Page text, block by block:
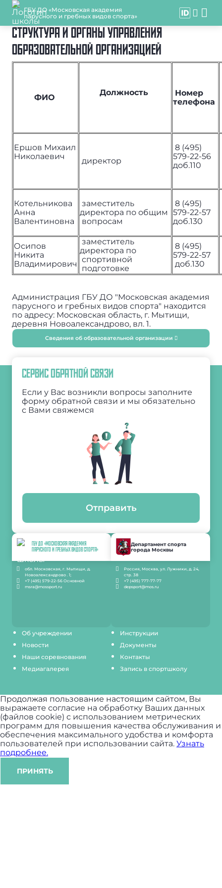
ГБУ ДО «Московская академия
парусного и гребных видов спорта»
СТРУКТУРА И ОРГАНЫ УПРАВЛЕНИЯ
ОБРАЗОВАТЕЛЬНОЙ ОРГАНИЗАЦИЕЙ
ФИО
Должность
Номер
телефона
Ершов Михаил
Николаевич
директор
8 (495)
579-22-56
доб.110
Котельникова
Анна
Валентиновна
заместитель
директора по общим
вопросам
8 (495)
579-22-57
доб.130
Осипов
Никита
Владимирович
заместитель
директора по
спортивной
подготовке
8 (495)
579-22-57
доб.130
Администрация ГБУ ДО "Московская академия
парусного и гребных видов спорта" находится
по адресу: Московская область, г. Мытищи,
деревня Новоалександрово, вл. 1.
Сведения об образовательной организации
Об учреждении
Новости
Наши соревнования
Медиагалерея
Инструкции
Документы
Контакты
Запись в спортшколу
СЕРВИС ОБРАТНОЙ СВЯЗИ
Если у Вас возникли вопросы заполните
форму обратной связи и мы обязательно
с Вами свяжемся
Отправить
ГБУ ДО «МОСКОВСКАЯ АКАДЕМИЯ
ПАРУСНОГО И ГРЕБНЫХ ВИДОВ СПОРТА»
обл. Московская, г. Мытищи, д.
Новоалександрово . 1;
+7 (495) 579-22-56 Основной
msra@mossport.ru
Департамент спорта
города Москвы
Россия, Москва, ул. Лужники, д. 24,
стр. 38
+7 (495) 777-77-77
depsport@mos.ru
Продолжая пользование настоящим сайтом, Вы
выражаете согласие на обработку Ваших данных
(файлов cookie) с использованием метрических
программ для повышения качества обслуживания и
обеспечения максимального удобства и комфорта
пользователей при использовании сайта. Узнать
подробнее.
ПРИНЯТЬ